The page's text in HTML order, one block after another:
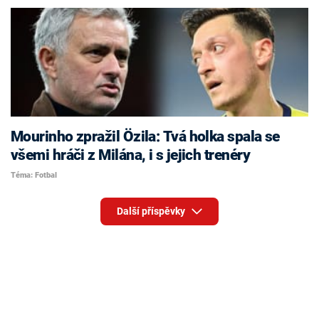
Mourinho zpražil Özila: Tvá holka spala se
všemi hráči z Milána, i s jejich trenéry
Téma: Fotbal
Další příspěvky